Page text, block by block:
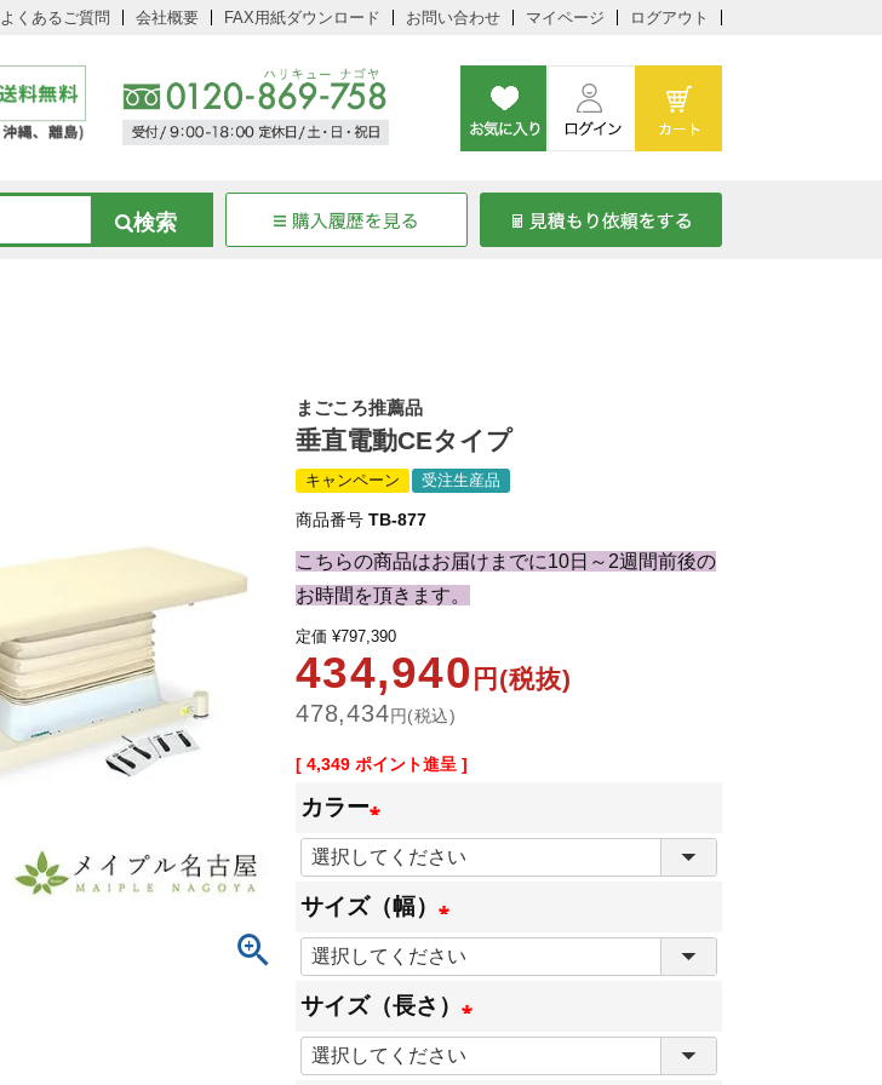
よくあるご質問 会社概要 FAX用紙ダウンロード お問い合わせ マイページ ログアウト
まごころ推薦品
垂直電動CEタイプ
キャンペーン 受注生産品
商品番号 TB-877
こちらの商品はお届けまでに10日～2週間前後の
お時間を頂きます。
定価 ¥797,390
434,940 円(税抜)
478,434円(税込)
[ 4,349 ポイント進呈 ]
カラー
(
必
須
)
サイズ（幅）
(
必
須
サイズ（長さ）
(